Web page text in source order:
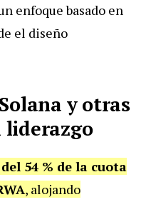
enfoque basado en
el diseño
y otras
liderazgo
54 % de la cuota
, alojando